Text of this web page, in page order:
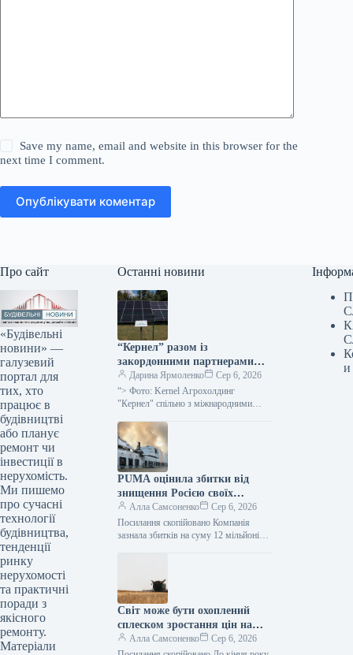
Save my name, email and website in this browser for the
next time I comment.
Опублікувати коментар
Про сайт
«Будівельні
новини» —
галузевий
портал для
тих, хто
працює в
будівництві
або планує
ремонт чи
інвестиції в
нерухомість.
Ми пишемо
про сучасні
технології
будівництва,
тенденції
ринку
нерухомості
та практичні
поради з
якісного
ремонту.
Матеріали
Останні новини
“Кернел” разом із
закордонними партнерами
встановлює сонячні
електростанції в громадах
поблизу лінії фронту: перші 7
вже функціонують
Дарина Ярмоленко
Сер 6, 2026
“> Фото: Kernel Агрохолдинг
"Кернел" спільно з міжнародними
сонячних електростанцій для
забезпечення громад, що знаходяться
поблизу лінії…
PUMA оцінила збитки від
знищення Росією своїх
складських запасів
Алла Самсоненко
Сер 6, 2026
Посилання скопійовано Компанія
зазнала збитків на суму 12 мільйонів
Світ може бути охоплений
сплеском зростання цін на
продукти харчування – ФАО
Алла Самсоненко
Сер 6, 2026
и